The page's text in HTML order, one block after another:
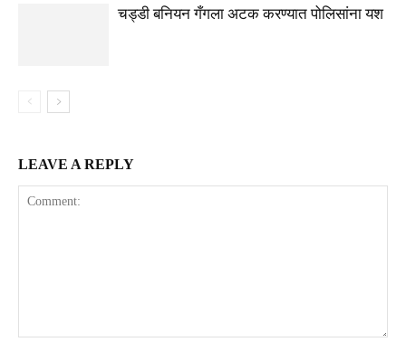
चड्डी बनियन गँगला अटक करण्यात पोलिसांना यश
LEAVE A REPLY